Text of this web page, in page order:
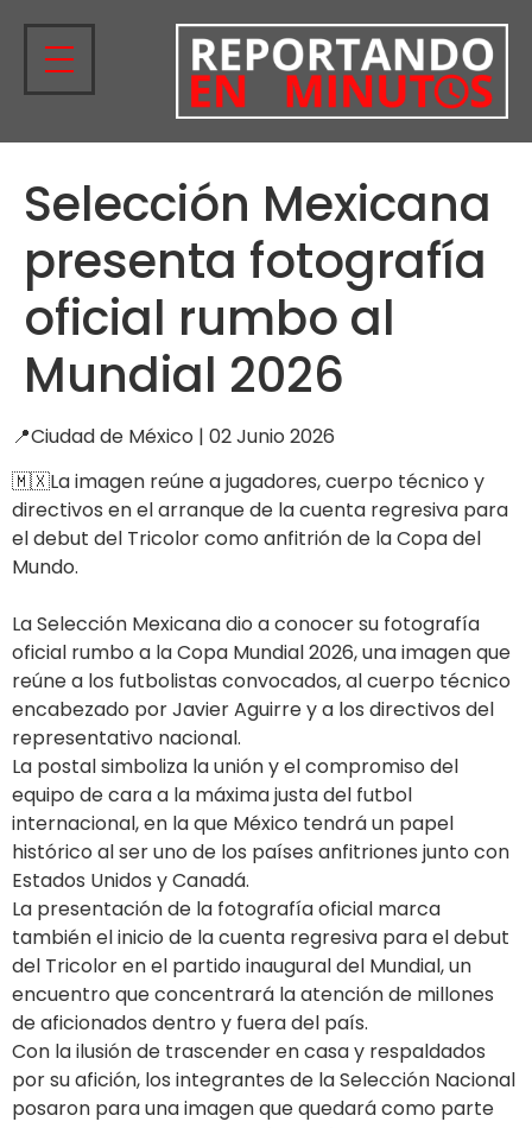
Selección Mexicana
presenta fotografía
oficial rumbo al
Mundial 2026
📍Ciudad de México | 02 Junio 2026
🇲🇽La imagen reúne a jugadores, cuerpo técnico y
directivos en el arranque de la cuenta regresiva para
el debut del Tricolor como anfitrión de la Copa del
Mundo.
La Selección Mexicana dio a conocer su fotografía
oficial rumbo a la Copa Mundial 2026, una imagen que
reúne a los futbolistas convocados, al cuerpo técnico
encabezado por Javier Aguirre y a los directivos del
representativo nacional.
La postal simboliza la unión y el compromiso del
equipo de cara a la máxima justa del futbol
internacional, en la que México tendrá un papel
histórico al ser uno de los países anfitriones junto con
Estados Unidos y Canadá.
La presentación de la fotografía oficial marca
también el inicio de la cuenta regresiva para el debut
del Tricolor en el partido inaugural del Mundial, un
encuentro que concentrará la atención de millones
de aficionados dentro y fuera del país.
Con la ilusión de trascender en casa y respaldados
por su afición, los integrantes de la Selección Nacional
posaron para una imagen que quedará como parte